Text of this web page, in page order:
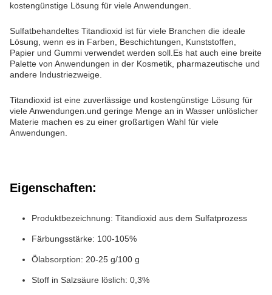
kostengünstige Lösung für viele Anwendungen.
Sulfatbehandeltes Titandioxid ist für viele Branchen die ideale
Lösung, wenn es in Farben, Beschichtungen, Kunststoffen,
Papier und Gummi verwendet werden soll.Es hat auch eine breite
Palette von Anwendungen in der Kosmetik, pharmazeutische und
andere Industriezweige.
Titandioxid ist eine zuverlässige und kostengünstige Lösung für
viele Anwendungen.und geringe Menge an in Wasser unlöslicher
Materie machen es zu einer großartigen Wahl für viele
Anwendungen.
Eigenschaften:
Produktbezeichnung: Titandioxid aus dem Sulfatprozess
Färbungsstärke: 100-105%
Ölabsorption: 20-25 g/100 g
Stoff in Salzsäure löslich: 0,3%